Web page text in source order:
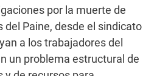
por la muerte de
del Paine, desde el sindicato
a los trabajadores del
un problema estructural de